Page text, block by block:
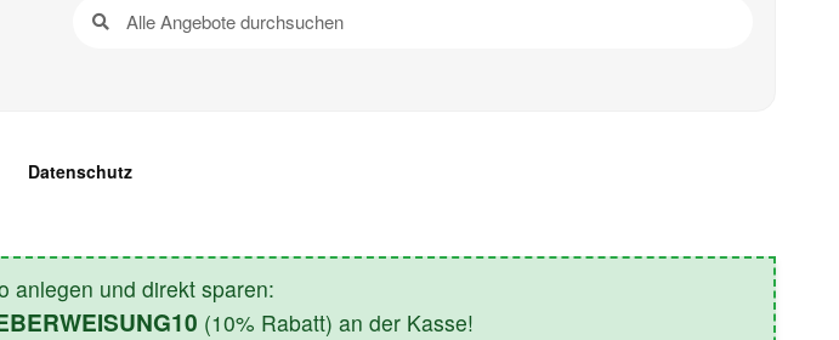
Datenschutz
anlegen und direkt sparen:
(10% Rabatt) an der Kasse!